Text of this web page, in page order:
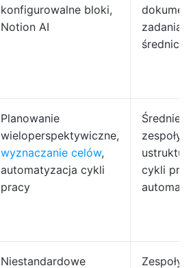
konfigurowalne bloki,
Notion AI
zadania
średnich
Planowanie
wieloperspektywiczne,
wyznaczanie celów,
automatyzacja cykli
pracy
Średnie i
zespoły
cykli
Niestandardowe
Zespoły